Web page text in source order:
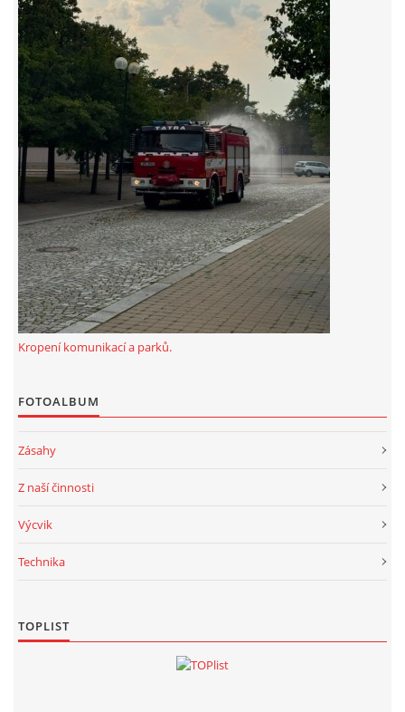
Nahoru ↑
Kropení komunikací a parků.
FOTOALBUM
Zásahy
Z naší činnosti
Výcvik
Technika
TOPLIST